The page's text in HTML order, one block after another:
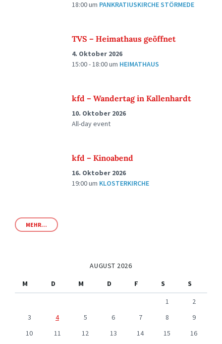
18:00um PANKRATIUSKIRCHE STÖRMEDE
TVS – Heimathaus geöffnet
4. Oktober 2026
15:00 - 18:00um HEIMATHAUS
kfd – Wandertag in Kallenhardt
10. Oktober 2026
All-day event
kfd – Kinoabend
16. Oktober 2026
19:00um KLOSTERKIRCHE
MEHR...
AUGUST 2026
M
D M D F S
S
1
2
3
4 5 6 7 8
9
10
11 12 13 14 15
16